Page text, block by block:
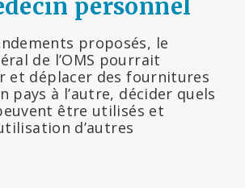
personnel
proposés, le
de l’OMS pourrait
et déplacer des fournitures
pays à l’autre, décider quels
être utilisés et
d’autres